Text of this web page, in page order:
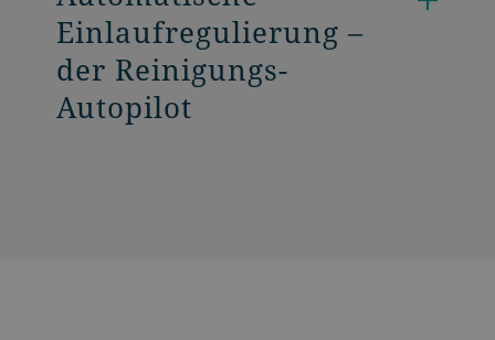
Einlaufregulierung –
der Reinigungs-
Autopilot